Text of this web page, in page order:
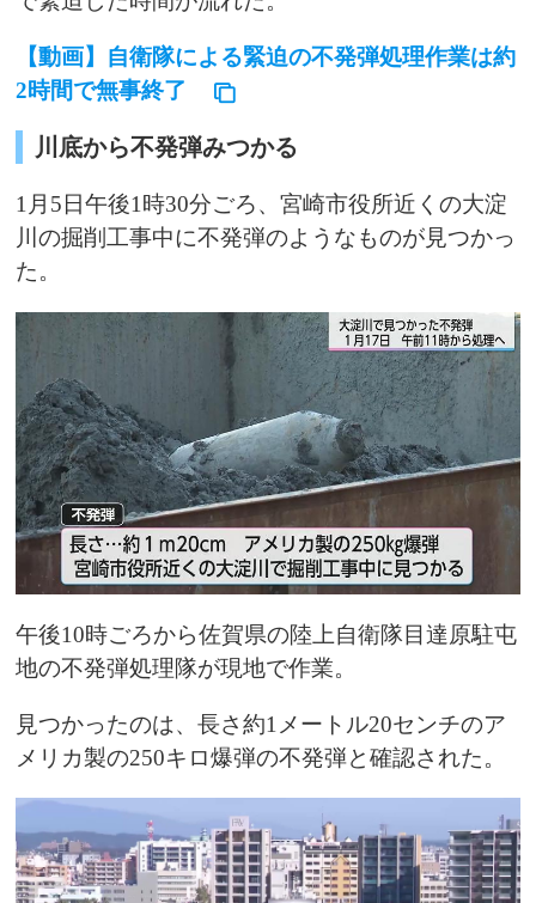
【動画】自衛隊による緊迫の不発弾処理作業は約
2時間で無事終了
川底から不発弾みつかる
1月5日午後1時30分ごろ、宮崎市役所近くの大淀
川の掘削工事中に不発弾のようなものが見つかっ
た。
午後10時ごろから佐賀県の陸上自衛隊目達原駐屯
地の不発弾処理隊が現地で作業。
見つかったのは、長さ約1メートル20センチのア
メリカ製の250キロ爆弾の不発弾と確認された。